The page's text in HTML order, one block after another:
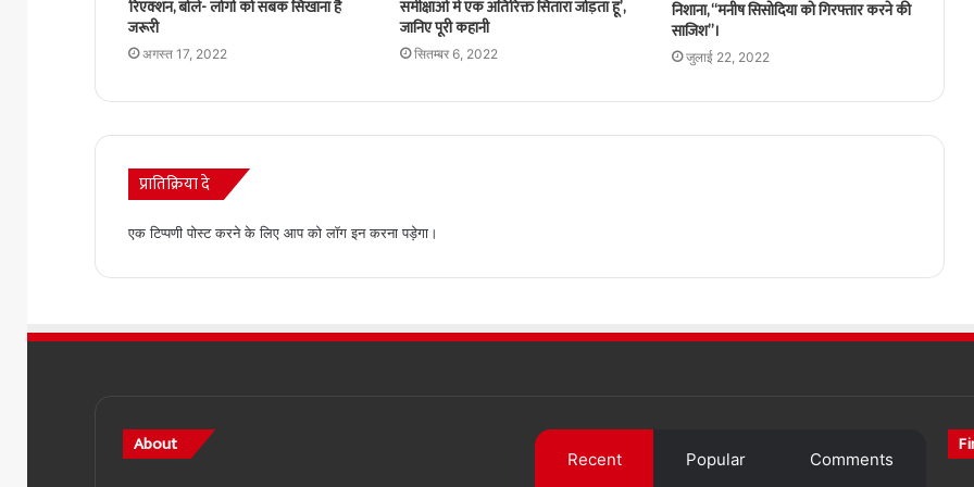
रिएक्शन, बोले- लोगों को सबक सिखाना है
जरूरी
अगस्त 17, 2022
समीक्षाओं में एक अतिरिक्त सितारा जोड़ता हूं’,
जानिए पूरी कहानी
सितम्बर 6, 2022
निशाना, “मनीष सिसोदिया को गिरफ्तार करने की
साजिश”।
जुलाई 22, 2022
प्रातिक्रिया दे
एक टिप्पणी पोस्ट करने के लिए आप कोलॉग इनकरना पड़ेगा।
About
Recent Popular Comments